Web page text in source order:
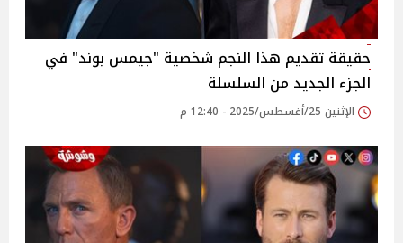
حقيقة تقديم هذا النجم شخصية "جيمس بوند" في
الجزء الجديد من السلسلة
الإثنين 25/أغسطس/2025 - 12:40 م